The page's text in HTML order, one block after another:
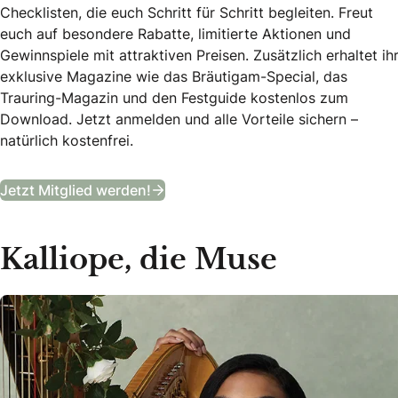
Checklisten, die euch Schritt für Schritt begleiten. Freut
euch auf besondere Rabatte, limitierte Aktionen und
Gewinnspiele mit attraktiven Preisen. Zusätzlich erhaltet ihr
exklusive Magazine wie das Bräutigam-Special, das
Trauring-Magazin und den Festguide kostenlos zum
Download. Jetzt anmelden und alle Vorteile sichern –
natürlich kostenfrei.
Jetzt Mitglied werden!
Kalliope, die Muse